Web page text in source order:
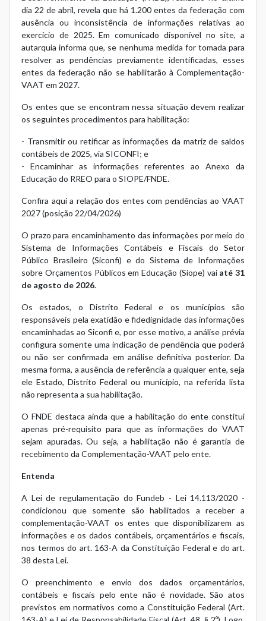
dia 22 de abril, revela que há 1.200 entes da federação com
ausência ou inconsistência de informações relativas ao
exercício de 2025. Em comunicado disponível no site, a
autarquia informa que, se nenhuma medida for tomada para
resolver as pendências previamente identificadas, esses
entes da federação não se habilitarão à Complementação-
VAAT em 2027.
Os entes que se encontram nessa situação devem realizar
os seguintes procedimentos para habilitação:
- Transmitir ou retificar as informações da matriz de saldos
contábeis de 2025, via SICONFI; e
- Encaminhar as informações referentes ao Anexo da
Educação do RREO para o SIOPE/FNDE.
Confira aqui a relação dos entes com pendências ao VAAT
2027 (posição 22/04/2026)
O prazo para encaminhamento das informações por meio do
Sistema de Informações Contábeis e Fiscais do Setor
Público Brasileiro (Siconfi) e do Sistema de Informações
sobre Orçamentos Públicos em Educação (Siope) vai até 31
de agosto de 2026.
Os estados, o Distrito Federal e os municípios são
responsáveis pela exatidão e fidedignidade das informações
encaminhadas ao Siconfi e, por esse motivo, a análise prévia
configura somente uma indicação de pendência que poderá
ou não ser confirmada em análise definitiva posterior. Da
mesma forma, a ausência de referência a qualquer ente, seja
ele Estado, Distrito Federal ou município, na referida lista
não representa a sua habilitação.
O FNDE destaca ainda que a habilitação do ente constitui
apenas pré-requisito para que as informações do VAAT
sejam apuradas. Ou seja, a habilitação não é garantia de
recebimento da Complementação-VAAT pelo ente.
Entenda
A Lei de regulamentação do Fundeb - Lei 14.113/2020 -
condicionou que somente são habilitados a receber a
complementação-VAAT os entes que disponibilizarem as
informações e os dados contábeis, orçamentários e fiscais,
nos termos do art. 163-A da Constituição Federal e do art.
38 desta Lei.
O preenchimento e envio dos dados orçamentários,
contábeis e fiscais pelo ente não é novidade. São atos
previstos em normativos como a Constituição Federal (Art.